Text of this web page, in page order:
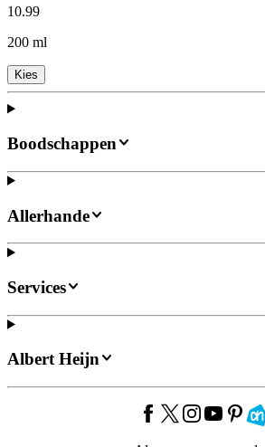
10.99
200 ml
Kies
Boodschappen
Allerhande
Services
Albert Heijn